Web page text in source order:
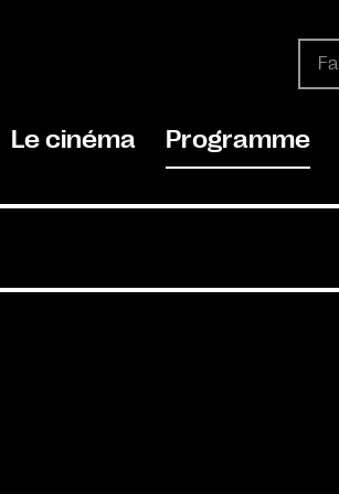
Le cinéma Programme